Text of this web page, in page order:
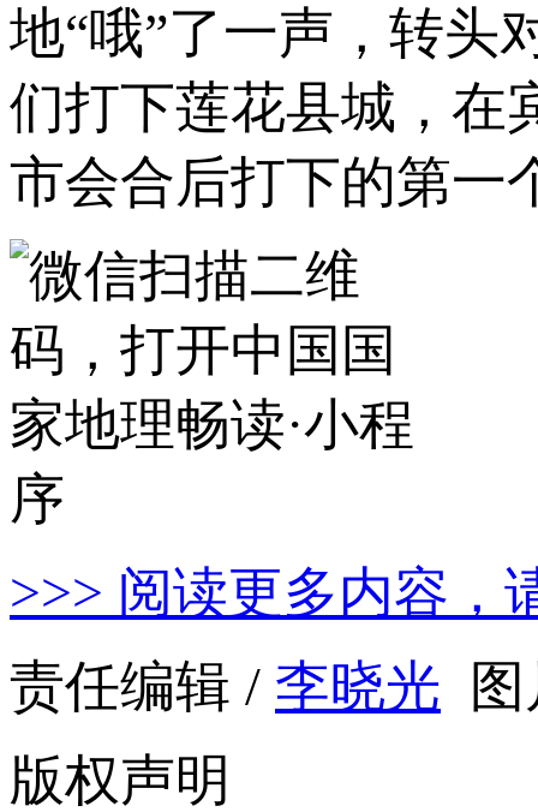
地“哦”了一声，转头
们打下莲花县城，在
市会合后打下的第一
>>> 阅读更多内容，
责任编辑 / 李晓光
版权声明